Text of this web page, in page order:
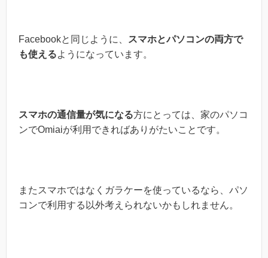
Facebookと同じように、
スマホとパソコンの両方で
も使えるようになっています。
スマホの通信量が気になる方にとっては、家のパソコ
ンでOmiaiが利用できればありがたいことです。
またスマホではなくガラケーを使っているなら、パソ
コンで利用する以外考えられないかもしれません。